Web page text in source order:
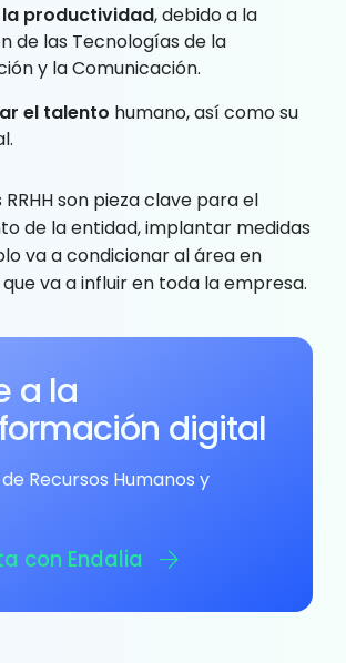
productividad, debido a la
de las Tecnologías de la
y la Comunicación.
el talento humano, así como su
RRHH son pieza clave para el
de la entidad, implantar medidas
va a condicionar al área en
va a influir en toda la empresa.
a la
digital
Recursos Humanos y
con Endalia